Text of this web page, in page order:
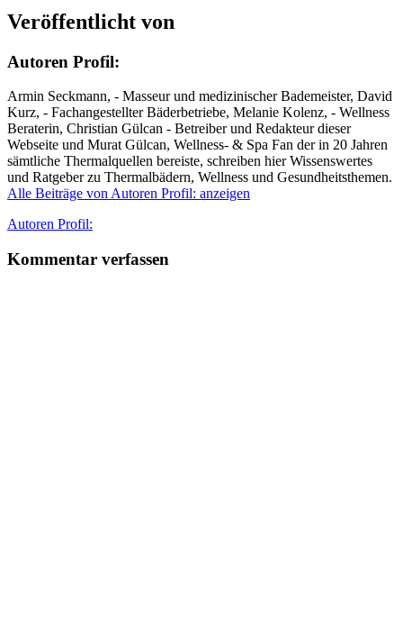
Veröffentlicht von
Autoren Profil:
Armin Seckmann, - Masseur und medizinischer Bademeister, David
Kurz, - Fachangestellter Bäderbetriebe, Melanie Kolenz, - Wellness
Beraterin, Christian Gülcan - Betreiber und Redakteur dieser
Webseite und Murat Gülcan, Wellness- & Spa Fan der in 20 Jahren
sämtliche Thermalquellen bereiste, schreiben hier Wissenswertes
und Ratgeber zu Thermalbädern, Wellness und Gesundheitsthemen.
Alle Beiträge von Autoren Profil: anzeigen
Autor
Autoren Profil:
Kommentar verfassen